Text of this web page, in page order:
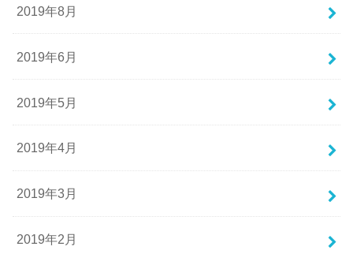
2019年8月
2019年6月
2019年5月
2019年4月
2019年3月
2019年2月